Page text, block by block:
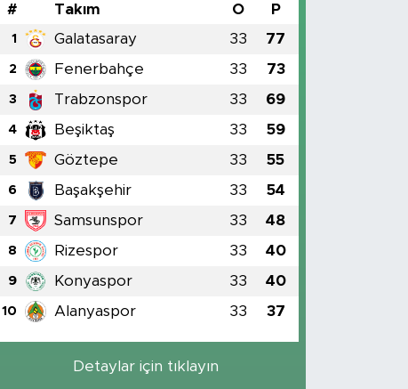
# Takım O P
1 Galatasaray 33 77
2 Fenerbahçe 33 73
3 Trabzonspor 33 69
4 Beşiktaş 33 59
5 Göztepe 33 55
6 Başakşehir 33 54
7 Samsunspor 33 48
8 Rizespor 33 40
9 Konyaspor 33 40
10 Alanyaspor 33 37
Detaylar için tıklayın